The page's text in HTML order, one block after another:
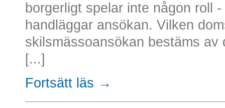
borgerligt spelar inte någon roll
handläggar ansökan. Vilken
skilsmässoansökan bestäms
[...]
Fortsätt läs →